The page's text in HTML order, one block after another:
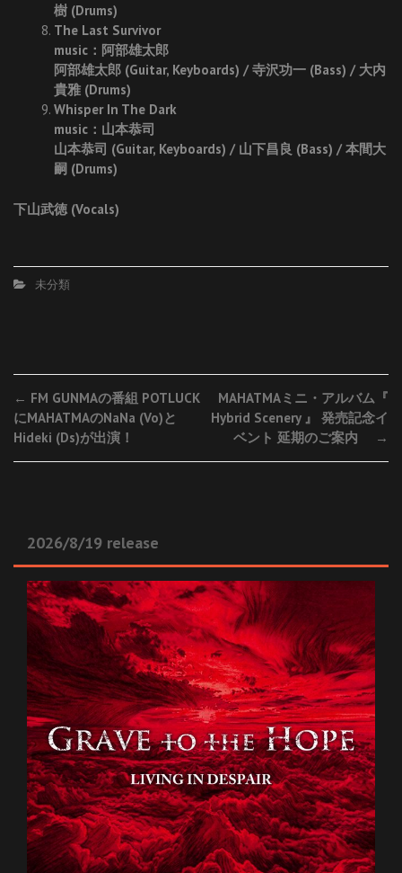
樹 (Drums)
The Last Survivor
music：阿部雄太郎
阿部雄太郎 (Guitar, Keyboards) / 寺沢功一 (Bass) / 大内
貴雅 (Drums)
Whisper In The Dark
music：山本恭司
山本恭司 (Guitar, Keyboards) / 山下昌良 (Bass) / 本間大
嗣 (Drums)
下山武徳 (Vocals)
未分類
Post
navigation
← FM GUNMAの番組 POTLUCK
にMAHATMAのNaNa (Vo)と
Hideki (Ds)が出演！
MAHATMAミニ・アルバム『
Hybrid Scenery 』 発売記念イ
ベント 延期のご案内
→
2026/8/19 release